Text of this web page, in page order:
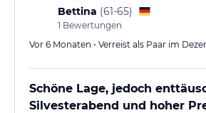
zugelassen ist, war es oft
bekommen. Zusätzlich mussten wir…
Bettina (61-65)
1 Bewertungen
Vor 6 Monaten • Verreist als Paar im
Schöne Lage, jedoch
Silvesterabend und hoher